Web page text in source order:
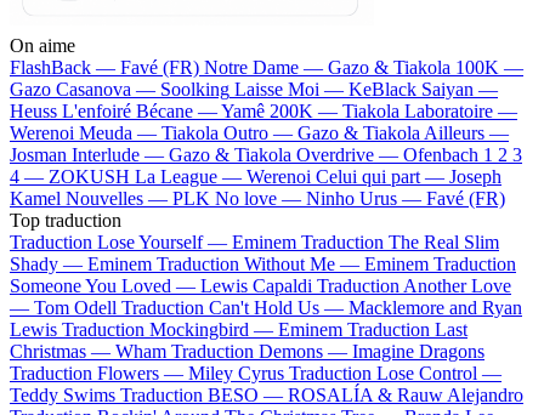
On aime
FlashBack — Favé (FR) Notre Dame — Gazo & Tiakola 100K —
Gazo Casanova — Soolking Laisse Moi — KeBlack Saiyan —
Heuss L'enfoiré Bécane —Yamê 200K — Tiakola Laboratoire —
Werenoi Meuda — Tiakola Outro — Gazo & Tiakola Ailleurs —
Josman Interlude — Gazo & Tiakola Overdrive — Ofenbach 1 2 3
4 — ZOKUSH La League — Werenoi Celui qui part — Joseph
Kamel Nouvelles — PLK No love — Ninho Urus — Favé (FR)
Top traduction
Traduction Lose Yourself — Eminem Traduction The Real Slim
Shady — Eminem Traduction Without Me — Eminem Traduction
Someone You Loved — Lewis Capaldi Traduction Another Love
— Tom Odell Traduction Can't Hold Us — Macklemore and Ryan
Lewis Traduction Mockingbird — Eminem Traduction Last
Christmas — Wham Traduction Demons — Imagine Dragons
Traduction Flowers — Miley Cyrus Traduction Lose Control —
Teddy Swims Traduction BESO — ROSALÍA & Rauw Alejandro